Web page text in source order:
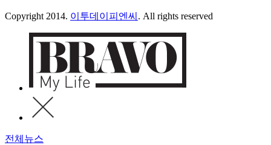
Copyright 2014. 이투데이피엔씨 . All rights reserved
전체뉴스